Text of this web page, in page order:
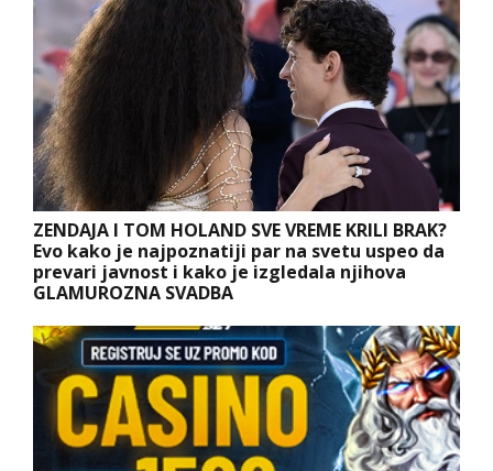
ZENDAJA I TOM HOLAND SVE VREME KRILI BRAK?
Evo kako je najpoznatiji par na svetu uspeo da
prevari javnost i kako je izgledala njihova
GLAMUROZNA SVADBA